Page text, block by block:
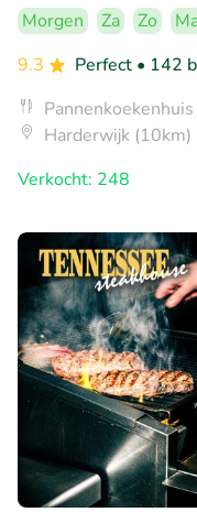
Morgen Za Zo
9.3
Perfect • 142
Harderwijk (10km)
Verkocht: 248